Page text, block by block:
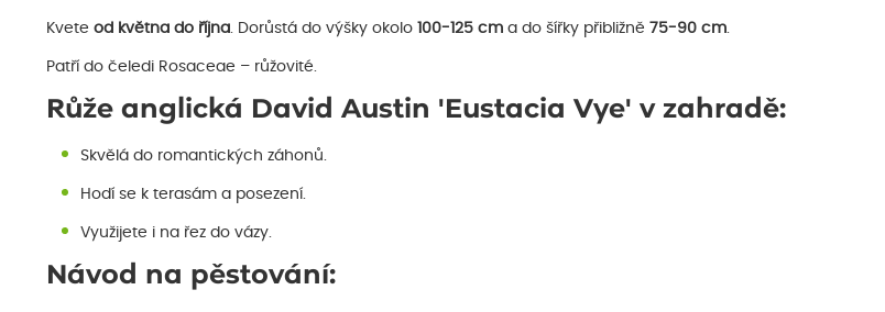
Kvete od května do října. Dorůstá do výšky okolo 100-125 cm a do šířky přibližně 75-90 cm.
Patří do čeledi Rosaceae – růžovité.
Růže anglická David Austin 'Eustacia Vye' v zahradě:
Skvělá do romantických záhonů.
Hodí se k terasám a posezení.
Využijete i na řez do vázy.
Návod na pěstování: